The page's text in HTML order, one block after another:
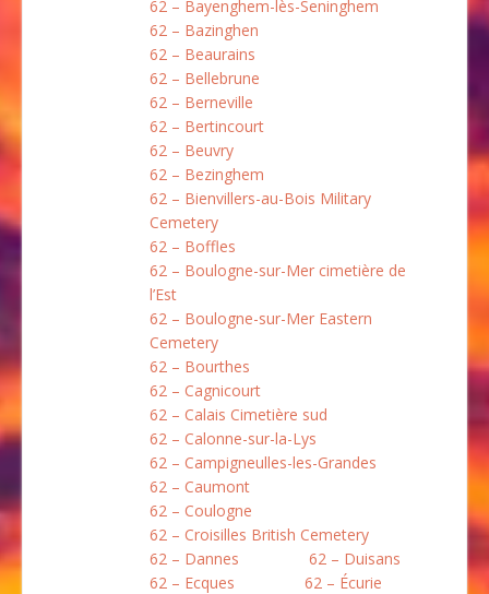
62 – Bayenghem-lès-Seninghem
62 – Bazinghen
62 – Beaurains
62 – Bellebrune
62 – Berneville
62 – Bertincourt
62 – Beuvry
62 – Bezinghem
62 – Bienvillers-au-Bois Military
Cemetery
62 – Boffles
62 – Boulogne-sur-Mer cimetière de
l’Est
62 – Boulogne-sur-Mer Eastern
Cemetery
62 – Bourthes
62 – Cagnicourt
62 – Calais Cimetière sud
62 – Calonne-sur-la-Lys
62 – Campigneulles-les-Grandes
62 – Caumont
62 – Coulogne
62 – Croisilles British Cemetery
62 – Dannes
62 – Duisans
62 – Ecques
62 – Écurie